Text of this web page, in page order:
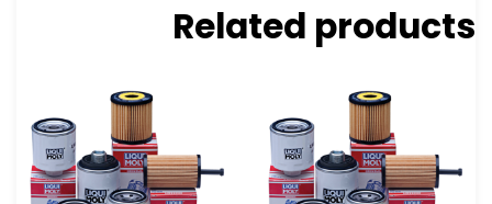
Related products